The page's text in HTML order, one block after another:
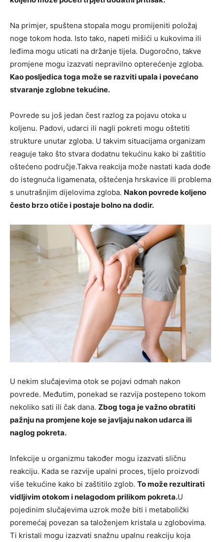
Na primjer, spuštena stopala mogu promijeniti položaj
noge tokom hoda. Isto tako, napeti mišići u kukovima ili
leđima mogu uticati na držanje tijela. Dugoročno, takve
promjene mogu izazvati nepravilno opterećenje zgloba.
Kao posljedica toga može se razviti upala i povećano
stvaranje zglobne tekućine.
Povrede su još jedan čest razlog za pojavu otoka u
koljenu. Padovi, udarci ili nagli pokreti mogu oštetiti
strukture unutar zgloba. U takvim situacijama organizam
reaguje tako što stvara dodatnu tekućinu kako bi zaštitio
oštećeno područje.Takva reakcija može nastati kada dođe
do istegnuća ligamenata, oštećenja hrskavice ili problema
s unutrašnjim dijelovima zgloba. Nakon povrede koljeno
često brzo otiče i postaje bolno na dodir.
U nekim slučajevima otok se pojavi odmah nakon
povrede. Međutim, ponekad se razvija postepeno tokom
nekoliko sati ili čak dana. Zbog toga je važno obratiti
pažnju na promjene koje se javljaju nakon udarca ili
naglog pokreta.
Infekcije u organizmu također mogu izazvati sličnu
reakciju. Kada se razvije upalni proces, tijelo proizvodi
više tekućine kako bi zaštitilo zglob. To može rezultirati
vidljivim otokom i nelagodom prilikom pokreta.U
pojedinim slučajevima uzrok može biti i metabolički
poremećaj povezan sa taloženjem kristala u zglobovima.
Ti kristali mogu izazvati snažnu upalnu reakciju koja